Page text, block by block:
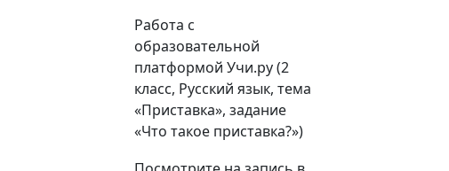
Работа с
образовательной
платформой Учи.ру (2
класс, Русский язык, тема
«Приставка», задание
«Что такое приставка?»)